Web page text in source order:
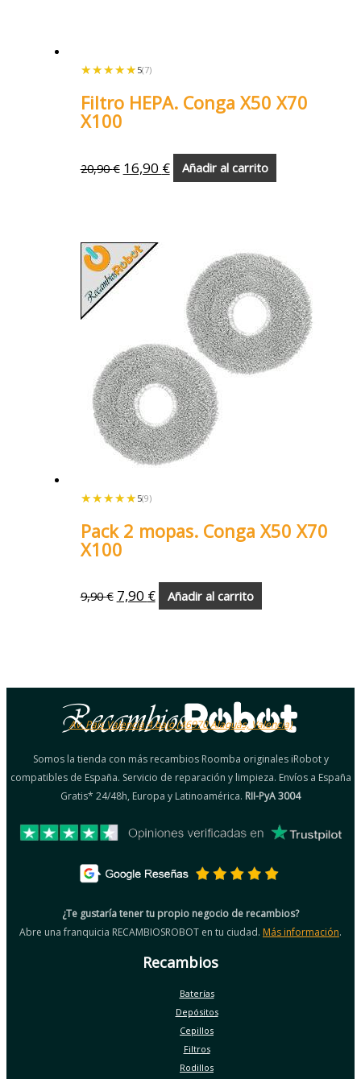
★★★★★
★★★★★ 5(7)
Filtro HEPA. Conga X50 X70
X100
20,90€ 16,90 € Añadir al carrito
★★★★★
★★★★★ 5(9)
Pack 2 mopas. Conga X50 X70
X100
9,90€ 7,90 € Añadir al carrito
Av. País Valencià 4 bajo (46970 Alaquàs, Valencia)
Somos la tienda con más recambios Roomba originales iRobot y
compatibles de España. Servicio de reparación y limpieza. Envíos a España
Gratis* 24/48h, Europa y Latinoamérica. RII-PyA 3004
¿Te gustaría tener tu propio negocio de recambios?
Abre una franquicia RECAMBIOSROBOT en tu ciudad. Más información.
Recambios
Baterías
Depósitos
Cepillos
Filtros
Rodillos